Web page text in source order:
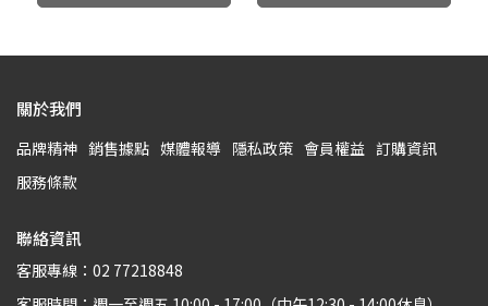
關於我們
品牌精神 銷售據點 媒體報導 隱私政策 會員權益 訂購資訊
服務條款
聯絡資訊
客服專線：02 77218848